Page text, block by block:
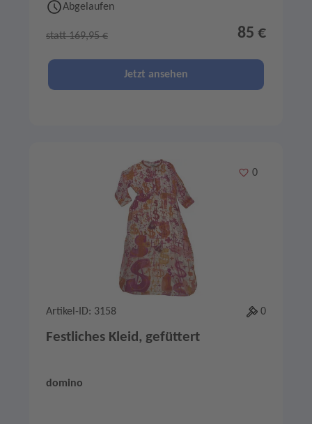
Abgelaufen
statt 169,95 € 85 €
Jetzt ansehen
Merken
0
Artikel-ID: 3158 0
Festliches Kleid, gefüttert
domino